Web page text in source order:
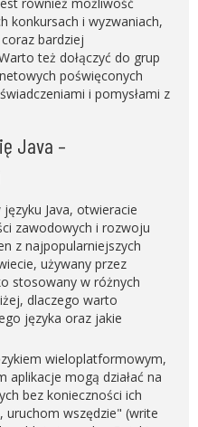
konkursach i wyzwaniach,
bardziej
też dołączyć do grup
poświęconych
i pomysłami z
Java –
języku Java, otwieracie
zawodowych i rozwoju
z najpopularniejszych
używany przez
stosowany w różnych
dlaczego warto
języka oraz jakie
wieloplatformowym,
aplikacje mogą działać na
bez konieczności ich
uruchom wszędzie" (write